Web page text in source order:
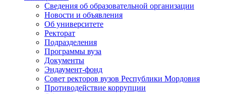
Сведения об образовательной организации
Новости и объявления
Об университете
Ректорат
Подразделения
Программы вуза
Документы
Эндаумент-фонд
Совет ректоров вузов Республики Мордовия
Противодействие коррупции